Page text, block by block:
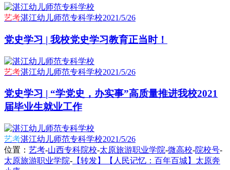
艺考湛江幼儿师范专科学校2021/5/26
党史学习 | 我校党史学习教育正当时！
艺考湛江幼儿师范专科学校2021/5/26
党史学习 | “学党史，办实事”高质量推进我校2021
届毕业生就业工作
艺考湛江幼儿师范专科学校2021/5/26
位置： 艺考-山西专科院校-太原旅游职业学院-微高校-院校号-
太原旅游职业学院- 【转发】【人民记忆：百年百城】太原奔